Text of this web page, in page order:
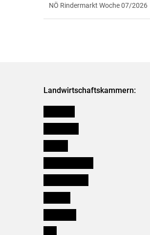
NÖ Rindermarkt Woche 07/2026
Landwirtschaftskammern: